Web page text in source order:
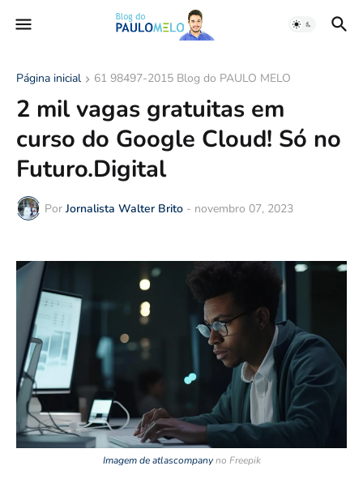
Página inicial 61 98497-2015 Blog do PAULO MELO
2 mil vagas gratuitas em
curso do Google Cloud! Só no
Futuro.Digital
Por Jornalista Walter Brito - novembro 07, 2023
Imagem de atlascompanyno Freepik